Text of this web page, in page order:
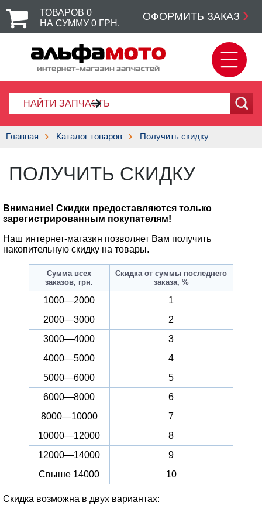
ТОВАРОВ 0
НА СУММУ 0 ГРН.
ОФОРМИТЬ ЗАКАЗ
Главная Каталог товаров Получить скидку
ПОЛУЧИТЬ СКИДКУ
Внимание! Скидки предоставляются только
зарегистрированным покупателям!
Наш интернет-магазин позволяет Вам получить
накопительную скидку на товары.
Сумма всех
заказов, грн.
Скидка от суммы последнего
заказа, %
1000—2000
1
2000—3000
2
3000—4000
3
4000—5000
4
5000—6000
5
6000—8000
6
8000—10000
7
10000—12000
8
12000—14000
9
Свыше 14000
10
Скидка возможна в двух вариантах: